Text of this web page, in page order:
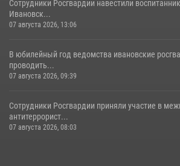
Сотрудники Росгвардии навестили
Ивановск...
07 августа 2026, 13:06
В юбилейный год ведомства ивановские
проводить...
07 августа 2026, 09:39
Сотрудники Росгвардии приняли участие в
антитеррорист...
07 августа 2026, 08:03